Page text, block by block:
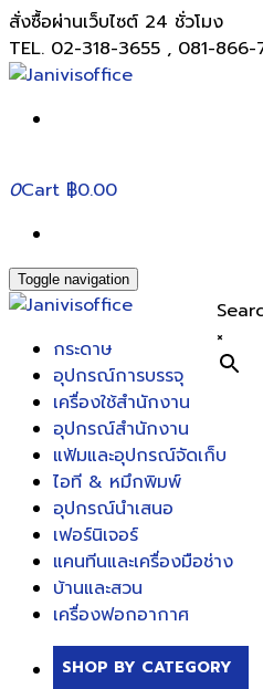
สั่งซื้อผ่านเว็บไซต์ 24 ชั่วโมง
TEL. 02-318-3655 , 081-866-
0Cart ฿0.00
Toggle navigation
×
กระดาษ
อุปกรณ์การบรรจุ
เครื่องใช้สำนักงาน
อุปกรณ์สำนักงาน
แฟ้มและอุปกรณ์จัดเก็บ
ไอที & หมึกพิมพ์
อุปกรณ์นำเสนอ
เฟอร์นิเจอร์
แคนทีนและเครื่องมือช่าง
บ้านและสวน
เครื่องฟอกอากาศ
SHOP BY CATEGORY